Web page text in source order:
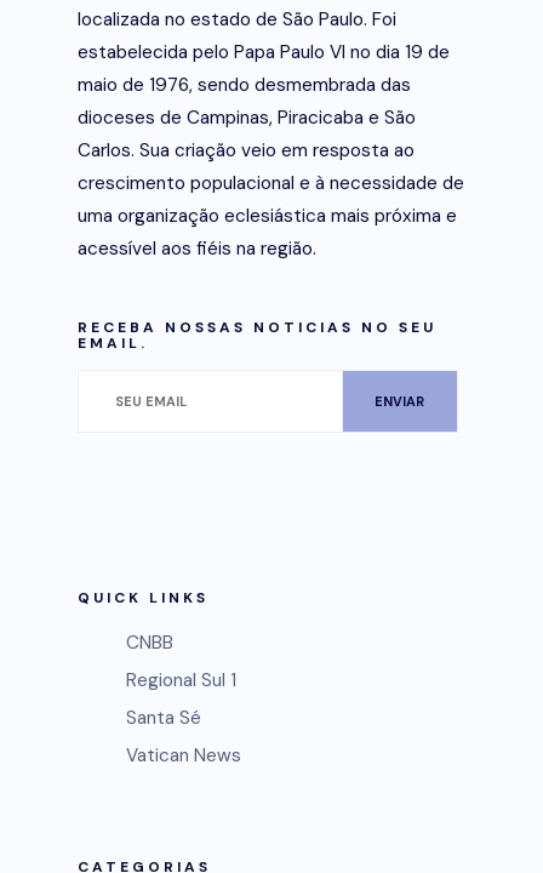
localizada no estado de São Paulo. Foi
estabelecida pelo Papa Paulo VI no dia 19 de
maio de 1976, sendo desmembrada das
dioceses de Campinas, Piracicaba e São
Carlos. Sua criação veio em resposta ao
crescimento populacional e à necessidade de
uma organização eclesiástica mais próxima e
acessível aos fiéis na região.
RECEBA NOSSAS NOTICIAS NO SEU
EMAIL.
QUICK LINKS
CNBB
Regional Sul 1
Santa Sé
Vatican News
CATEGORIAS